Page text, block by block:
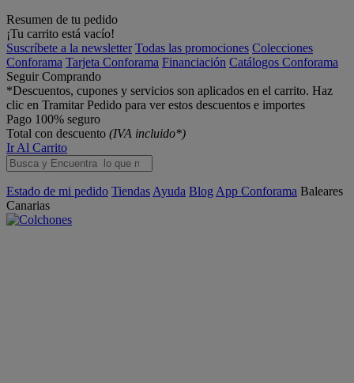
Resumen de tu pedido
¡Tu carrito está vacío!
Suscríbete a la newsletter Todas las promociones Colecciones
Conforama Tarjeta Conforama Financiación Catálogos Conforama
Seguir Comprando
*Descuentos, cupones y servicios son aplicados en el carrito. Haz
clic en Tramitar Pedido para ver estos descuentos e importes
Pago 100% seguro
Total con descuento (IVA incluido*)
Ir Al Carrito
Estado de mi pedido Tiendas Ayuda Blog App Conforama Baleares
Canarias